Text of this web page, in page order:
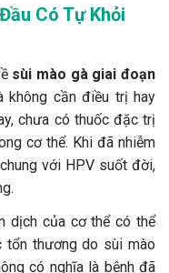
Có Tự Khỏi
sùi mào gà giai đoạn
không cần điều trị hay
chưa có thuốc đặc trị
cơ thể. Khi đã nhiễm
với HPV suốt đời,
dịch của cơ thể có thể
tổn thương do sùi mào
có nghĩa là bệnh đã